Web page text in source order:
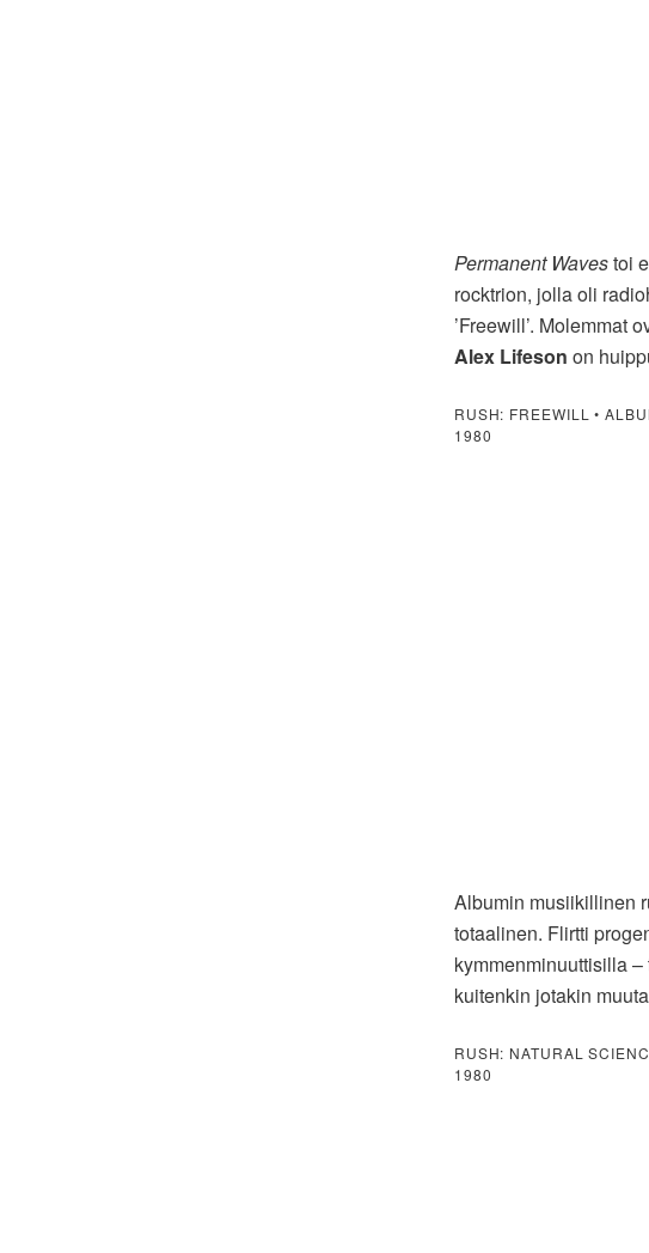
Permanent Wavestoi
rocktrion, jolla oli
’Freewill’. Molemmat
Alex Lifeson on
RUSH: FREEWILL •
1980
Albumin musiikillinen
totaalinen. Flirtti
kymmenminuuttisilla –
kuitenkin jotakin
RUSH: NATURAL
1980